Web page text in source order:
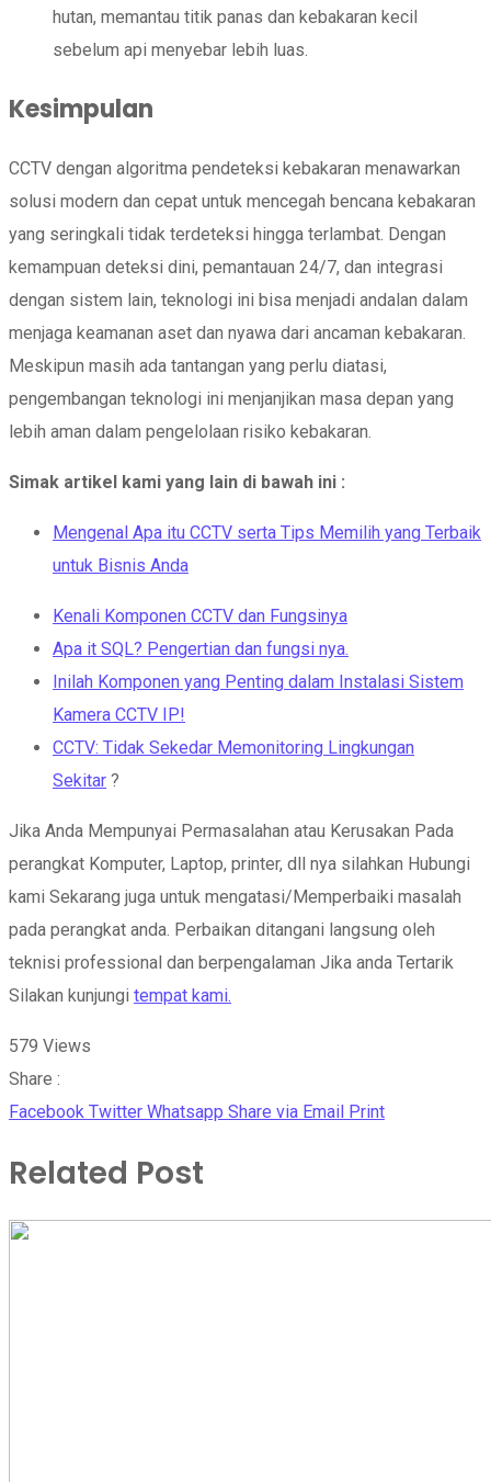
hutan, memantau titik panas dan kebakaran kecil
sebelum api menyebar lebih luas.
Kesimpulan
CCTV dengan algoritma pendeteksi kebakaran menawarkan
solusi modern dan cepat untuk mencegah bencana kebakaran
yang seringkali tidak terdeteksi hingga terlambat. Dengan
kemampuan deteksi dini, pemantauan 24/7, dan integrasi
dengan sistem lain, teknologi ini bisa menjadi andalan dalam
menjaga keamanan aset dan nyawa dari ancaman kebakaran.
Meskipun masih ada tantangan yang perlu diatasi,
pengembangan teknologi ini menjanjikan masa depan yang
lebih aman dalam pengelolaan risiko kebakaran.
Simak artikel kami yang lain di bawah ini :
Mengenal Apa itu CCTV serta Tips Memilih yang Terbaik
untuk Bisnis Anda
Kenali Komponen CCTV dan Fungsinya
Apa it SQL? Pengertian dan fungsi nya.
Inilah Komponen yang Penting dalam Instalasi Sistem
Kamera CCTV IP!
CCTV: Tidak Sekedar Memonitoring Lingkungan
Sekitar ?
Jika Anda Mempunyai Permasalahan atau Kerusakan Pada
perangkat Komputer, Laptop, printer, dll nya silahkan Hubungi
kami Sekarang juga untuk mengatasi/Memperbaiki masalah
pada perangkat anda. Perbaikan ditangani langsung oleh
teknisi professional dan berpengalaman Jika anda Tertarik
Silakan kunjungi tempat kami.
579 Views
Share :
Facebook Twitter Whatsapp Share via Email Print
Related Post